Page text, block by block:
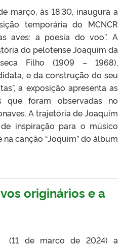
março, às 18:30, inaugura a
temporária do MCNCR
aves: a poesia do voo”. A
do pelotense Joaquim da
Filho (1909 – 1968),
e da construção do seu
a exposição apresenta as
que foram observadas no
A trajetória de Joaquim
inspiração para o músico
canção “Joquim” do álbum
originários e a
(11 de marco de 2024) a